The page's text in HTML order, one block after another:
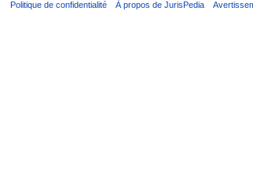
Politique de confidentialité À propos de JurisPedia